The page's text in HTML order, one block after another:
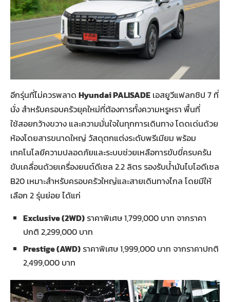
อีกรุ่นที่ไม่ควรพลาด Hyundai PALISADE เอสยูวีแฟลกชิป 7 ที่
นั่ง สำหรับครอบครัวยุคใหม่ที่ต้องการทั้งความหรูหรา พื้นที่
ใช้สอยกว้างขวาง และความมั่นใจในทุกการเดินทาง โดดเด่นด้วย
ห้องโดยสารขนาดใหญ่ วัสดุตกแต่งระดับพรีเมียม พร้อม
เทคโนโลยีความปลอดภัยและระบบช่วยเหลือการขับขี่ครบครัน
ขับเคลื่อนด้วยเครื่องยนต์ดีเซล 2.2 ลิตร รองรับน้ำมันไบโอดีเซล
B20 เหมาะสำหรับครอบครัวใหญ่และสายเดินทางไกล โดยมีให้
เลือก 2 รุ่นย่อย ได้แก่
Exclusive (2WD) ราคาพิเศษ 1,799,000 บาท จากราคา
ปกติ 2,299,000 บาท
Prestige (AWD) ราคาพิเศษ 1,999,000 บาท จากราคาปกติ
2,499,000 บาท